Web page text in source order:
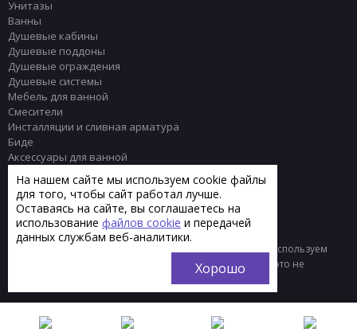
Унитазы
Ванны
Душевые кабины
Душевые поддоны
Душевые ограждения
Душевые системы
Мебель для ванной
Смесители
Инсталляции и сливная арматура
Биде
Аксессуары для ванной
Полотенцесушители
Комплектующие
Плитка
© 2013 - 2026 Интернет-магазин сантехники Тренд
Мы используем
файлы «cookie» для функционирования сайта. Если вас это не
На нашем сайте мы используем cookie файлы
для того, чтобы сайт работал лучше.
Оставаясь на сайте, вы соглашаетесь на
использование файлов cookie и передачей
данных службам веб-аналитики.
Хорошо